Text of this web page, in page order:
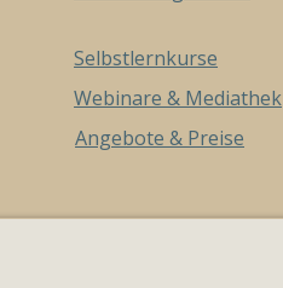
Selbstlernkurse
Webinare & Mediathek
Angebote & Preise